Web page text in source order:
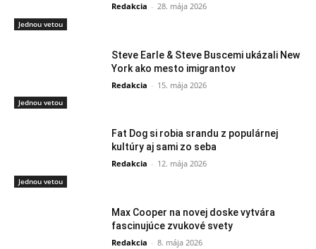
Jednou vetou
Redakcia - 28. mája 2026
Jednou vetou
Steve Earle & Steve Buscemi ukázali New
York ako mesto imigrantov
Redakcia - 15. mája 2026
Jednou vetou
Fat Dog si robia srandu z populárnej
kultúry aj sami zo seba
Redakcia - 12. mája 2026
Max Cooper na novej doske vytvára
fascinujúce zvukové svety
Redakcia - 8. mája 2026